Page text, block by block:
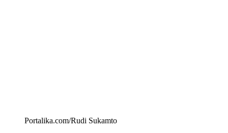
Portalika.com/Rudi Sukamto